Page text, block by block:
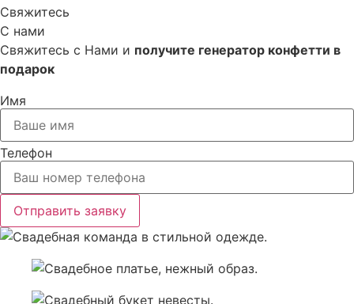
Свяжитесь
С нами
Свяжитесь с Нами и получите генератор конфетти в
подарок
Имя
Телефон
Отправить заявку